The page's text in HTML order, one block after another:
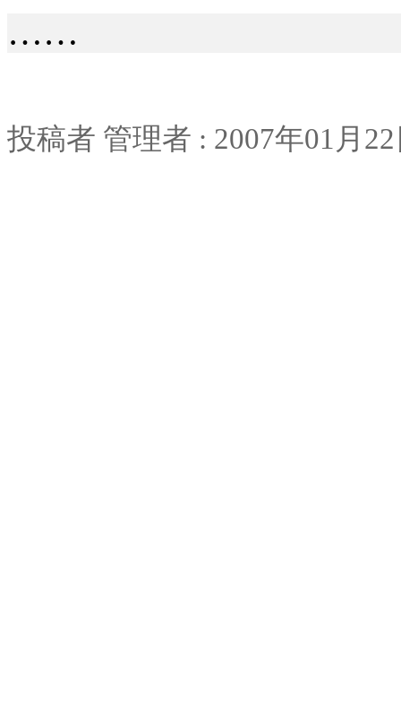
……
投稿者 管理者 : 2007年01 月 22